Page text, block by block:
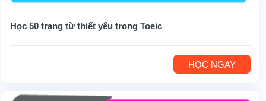
Học 50 trạng từ thiết yếu trong Toeic
HỌC NGAY